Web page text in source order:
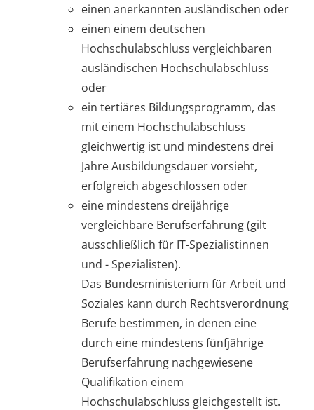
einen anerkannten ausländischen oder
einen einem deutschen
Hochschulabschluss vergleichbaren
ausländischen Hochschulabschluss
oder
ein tertiäres Bildungsprogramm, das
mit einem Hochschulabschluss
gleichwertig ist und mindestens drei
Jahre Ausbildungsdauer vorsieht,
erfolgreich abgeschlossen oder
eine mindestens dreijährige
vergleichbare Berufserfahrung (gilt
ausschließlich für IT-Spezialistinnen
und - Spezialisten).
Das Bundesministerium für Arbeit und
Soziales kann durch Rechtsverordnung
Berufe bestimmen, in denen eine
durch eine mindestens fünfjährige
Berufserfahrung nachgewiesene
Qualifikation einem
Hochschulabschluss gleichgestellt ist.